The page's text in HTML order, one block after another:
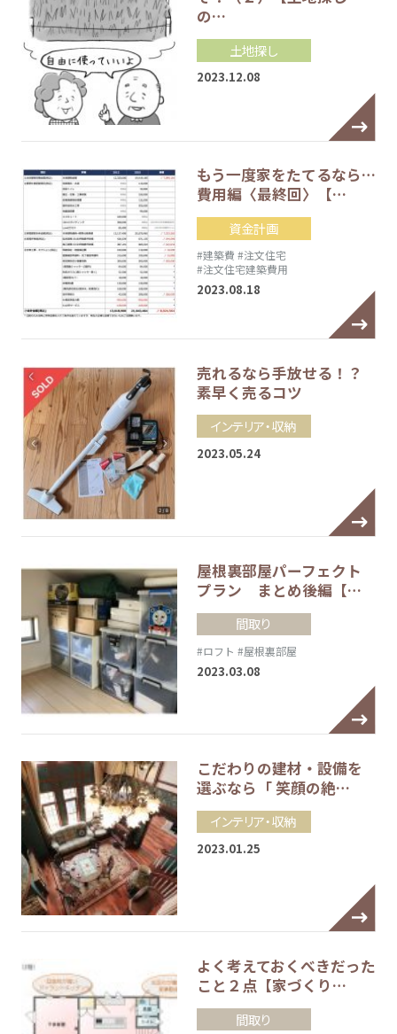
の…
土地探し
2023.12.08
もう一度家をたてるなら…
費用編〈最終回〉【…
資金計画
#建築費 #注文住宅
#注文住宅建築費用
2023.08.18
売れるなら手放せる！？
素早く売るコツ
インテリア・収納
2023.05.24
屋根裏部屋パーフェクト
プラン まとめ後編【…
間取り
#ロフト #屋根裏部屋
2023.03.08
こだわりの建材・設備を
選ぶなら「 笑顔の絶…
インテリア・収納
2023.01.25
よく考えておくべきだった
こと２点【家づくり…
間取り